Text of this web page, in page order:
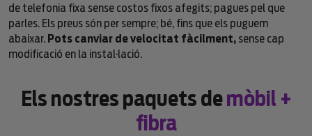
de telefonia fixa sense costos fixos afegits; pagues pel que
parles. Els preus són per sempre; bé, fins que els puguem
abaixar. Pots canviar de velocitat fàcilment, sense cap
modificació en la instal·lació.
Els nostres paquets demòbil +
fibra